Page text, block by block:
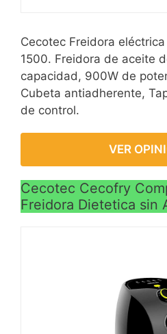
Cecotec Freidora
1500. Freidora de aceite
capacidad, 900W de
Cubeta antiadherente,
de control.
VER
Cecotec Cecofry
Freidora Dietetica sin